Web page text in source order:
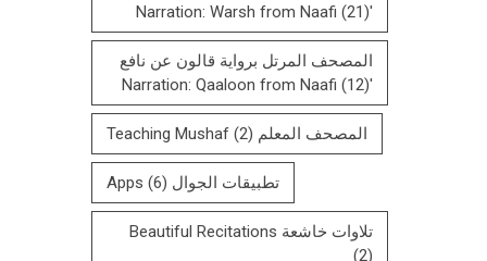
'Narration: Warsh from Naafi
(21)
المصحف المرتل بروایة قالون عن نافع
'Narration: Qaaloon from Naafi
(12)
المصحف المعلم Teaching Mushaf (2)
تطبيقات الجوال Apps (6)
تلاوات خاشعة Beautiful Recitations
(2)